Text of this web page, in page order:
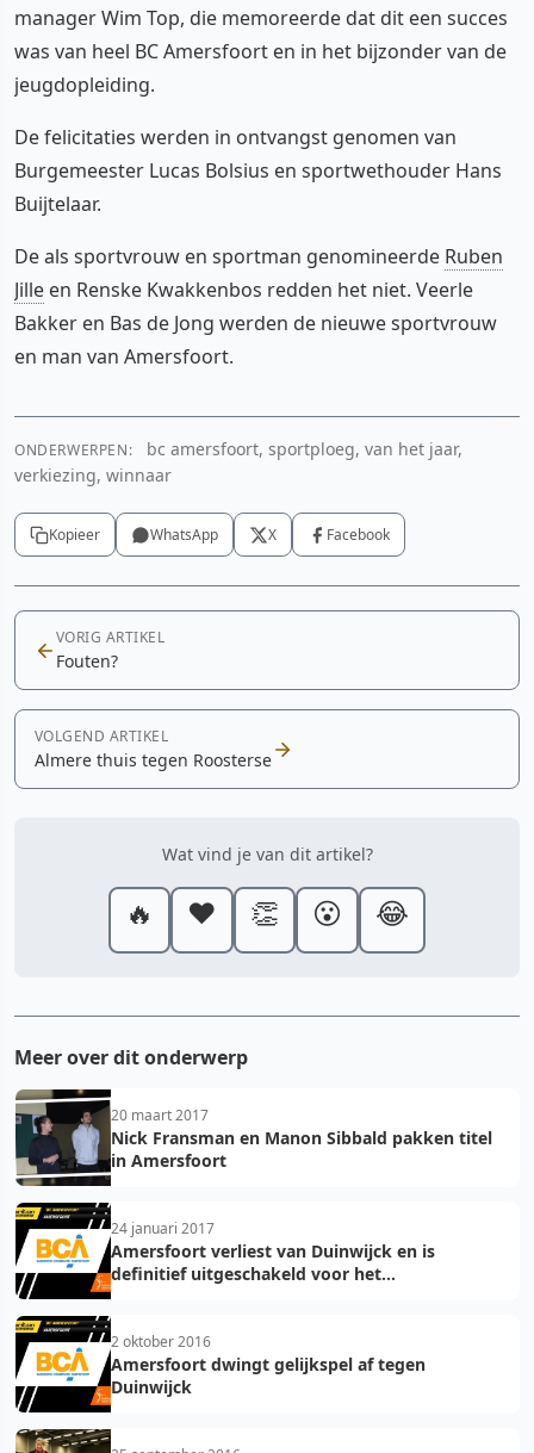
manager Wim Top, die memoreerde dat dit een succes
was van heel BC Amersfoort en in het bijzonder van de
jeugdopleiding.
De felicitaties werden in ontvangst genomen van
Burgemeester Lucas Bolsius en sportwethouder Hans
Buijtelaar.
De als sportvrouw en sportman genomineerde Ruben
Jille en Renske Kwakkenbos redden het niet. Veerle
Bakker en Bas de Jong werden de nieuwe sportvrouw
en man van Amersfoort.
ONDERWERPEN:
bc amersfoort, sportploeg, van het jaar,
verkiezing, winnaar
Kopieer WhatsApp X Facebook
VORIG ARTIKEL
Fouten?
VOLGEND ARTIKEL
Almere thuis tegen Roosterse
Wat vind je van dit artikel?
🔥 ❤️ 👏 😮 😂
Meer over dit onderwerp
20 maart 2017
Nick Fransman en Manon Sibbald pakken titel
in Amersfoort
24 januari 2017
Amersfoort verliest van Duinwijck en is
definitief uitgeschakeld voor het
2 oktober 2016
Amersfoort dwingt gelijkspel af tegen
Duinwijck